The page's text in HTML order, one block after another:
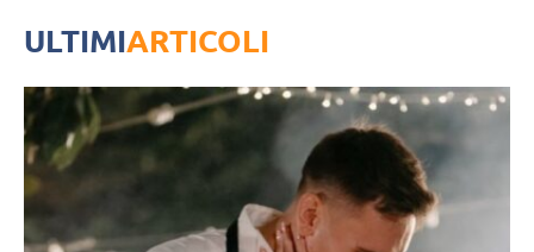
ULTIMIARTICOLI